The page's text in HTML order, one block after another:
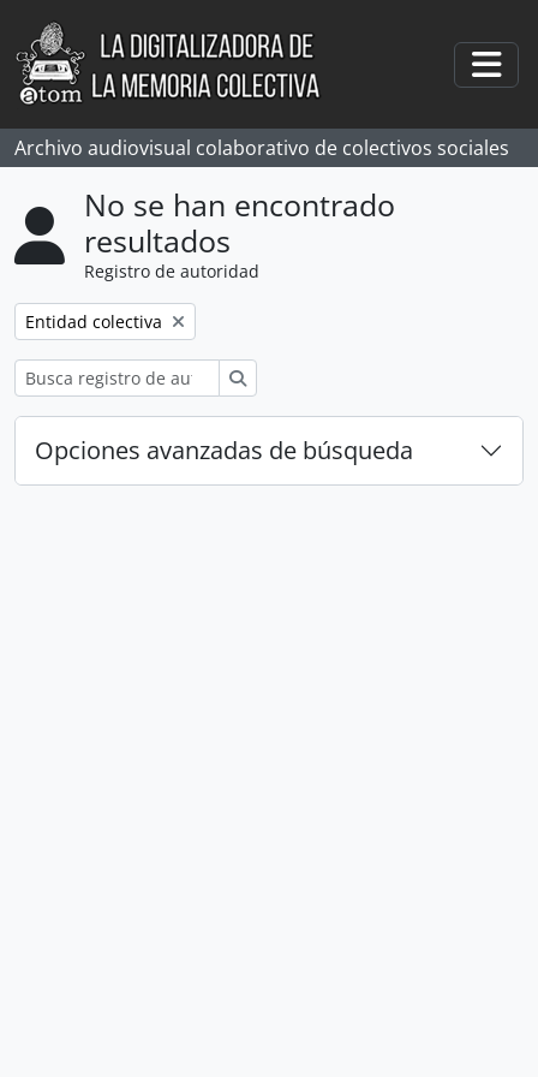
Skip to main content
Archivo audiovisual colaborativo de colectivos sociales
No se han encontrado
resultados
Registro de autoridad
Remove filter:
Entidad colectiva
Opciones avanzadas de búsqueda